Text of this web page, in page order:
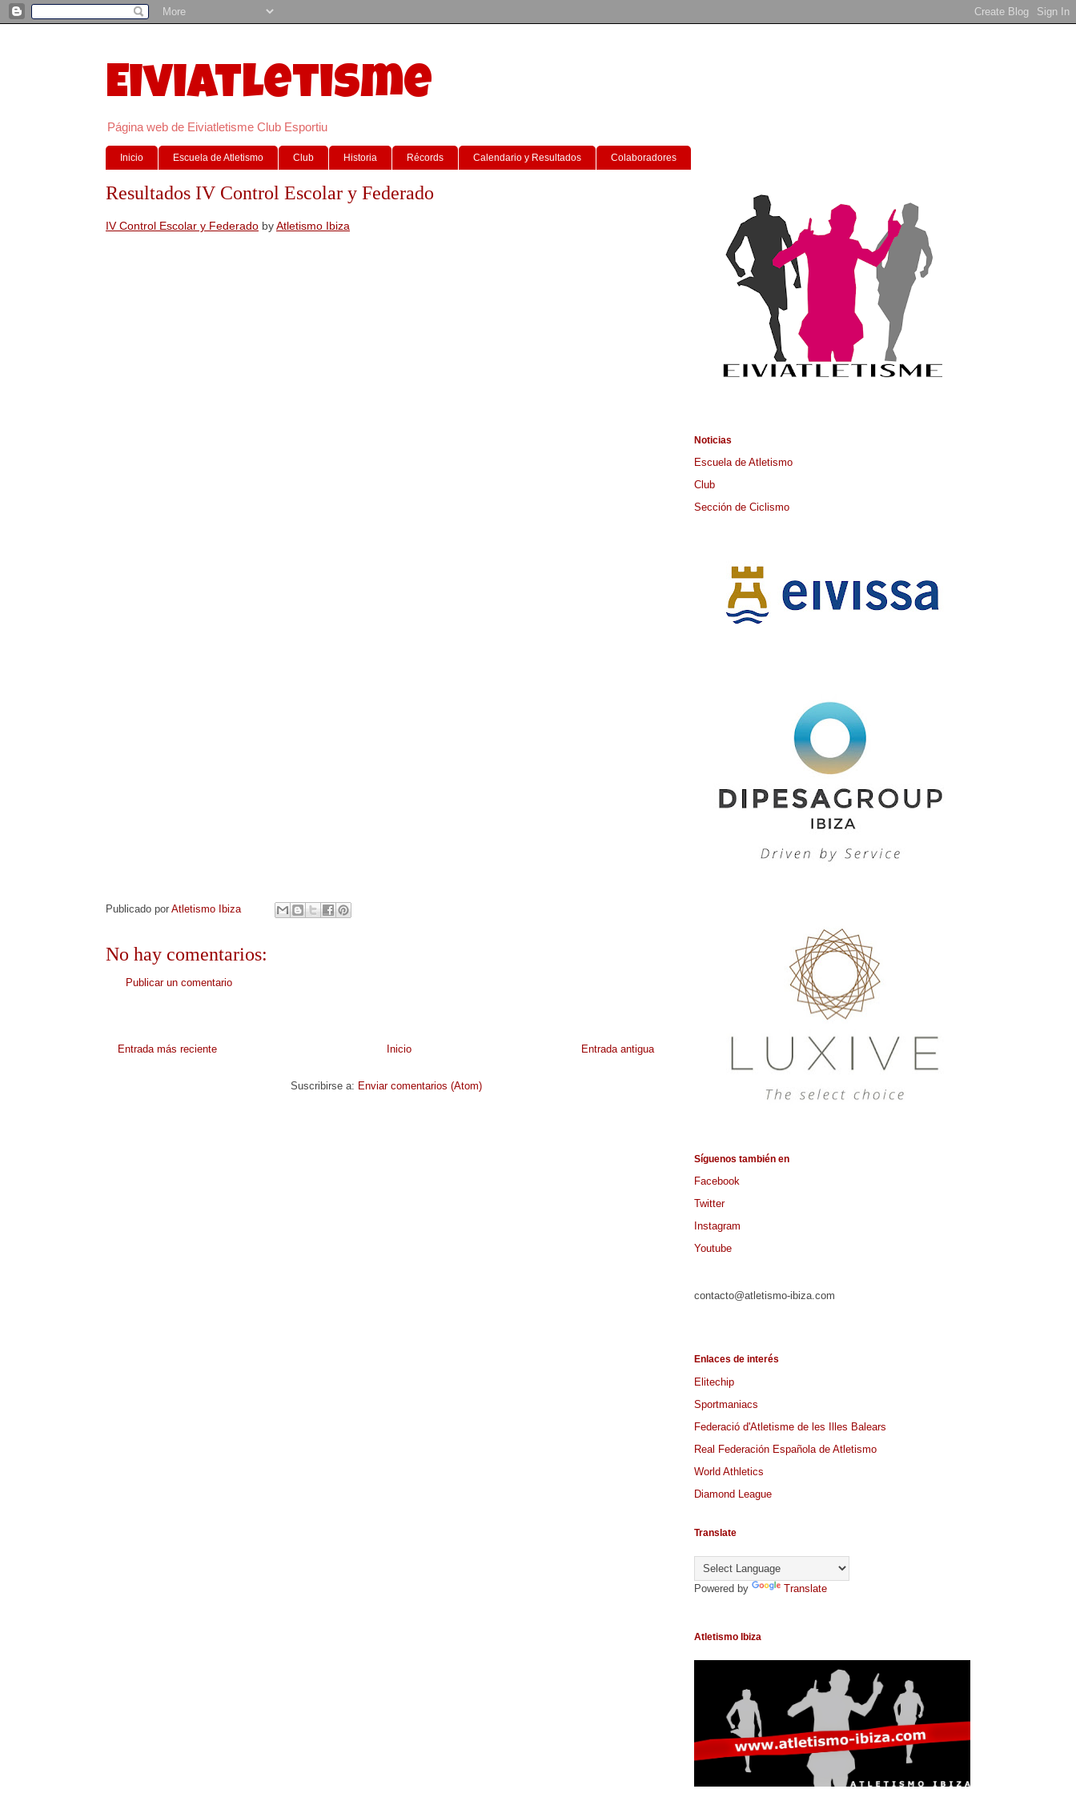
Eiviatletisme
Página web de Eiviatletisme Club Esportiu
Inicio Escuela de Atletismo Club Historia Récords Calendario y Resultados Colaboradores
Resultados IV Control Escolar y Federado
IV Control Escolar y Federado byAtletismo Ibiza
Publicado por Atletismo Ibiza
No hay comentarios:
Publicar un comentario
Entrada más reciente Entrada antigua
Inicio
Suscribirse a: Enviar comentarios (Atom)
Noticias
Escuela de Atletismo
Club
Sección de Ciclismo
Síguenos también en
Facebook
Twitter
Instagram
Youtube
contacto@atletismo-ibiza.com
Enlaces de interés
Elitechip
Sportmaniacs
Federació d'Atletisme de les Illes Balears
Real Federación Española de Atletismo
World Athletics
Diamond League
Translate
Powered by Translate
Atletismo Ibiza